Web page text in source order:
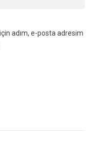
adım, e-posta adresim